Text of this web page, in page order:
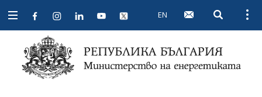
Open
navigation
EN Open